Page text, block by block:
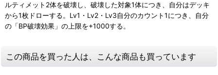
ルティメット2体を破壊し、破壊した対象1体につき、自分はデッキ
から1枚ドローする。Lv1・Lv2・Lv3自分のカウント1につき、自分
の「BP破壊効果」の上限を+1000する。
この商品を買った人は、こんな商品も買っています